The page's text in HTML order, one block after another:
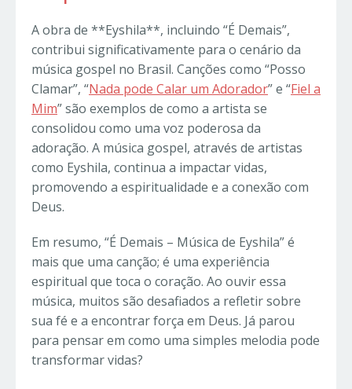
A obra de **Eyshila**, incluindo “É Demais”,
contribui significativamente para o cenário da
música gospel no Brasil. Canções como “Posso
Clamar”, “Nada pode Calar um Adorador” e “Fiel a
Mim” são exemplos de como a artista se
consolidou como uma voz poderosa da
adoração. A música gospel, através de artistas
como Eyshila, continua a impactar vidas,
promovendo a espiritualidade e a conexão com
Deus.
Em resumo, “É Demais – Música de Eyshila” é
mais que uma canção; é uma experiência
espiritual que toca o coração. Ao ouvir essa
música, muitos são desafiados a refletir sobre
sua fé e a encontrar força em Deus. Já parou
para pensar em como uma simples melodia pode
transformar vidas?